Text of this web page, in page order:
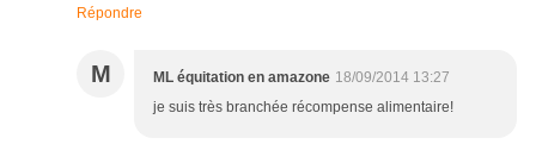
Répondre
M ML équitation en amazone 18/09/2014 13:27
je suis très branchée récompense alimentaire!